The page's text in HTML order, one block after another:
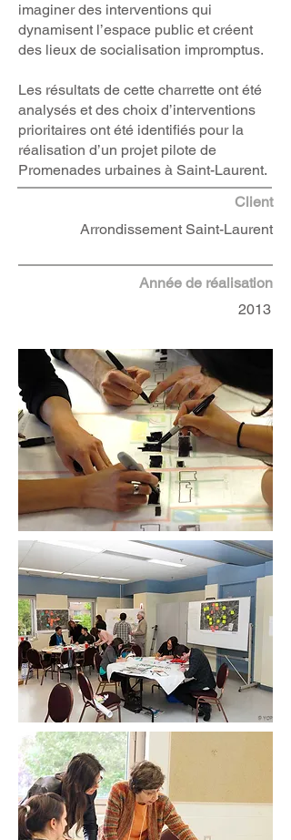
imaginer des interventions qui
dynamisent l’espace public et créent
des lieux de socialisation impromptus.
Les résultats de cette charrette ont été
analysés et des choix d’interventions
prioritaires ont été identifiés pour la
réalisation d’un projet pilote de
Promenades urbaines à Saint-Laurent.
Client
Arrondissement Saint-Laurent
Année de réalisation
2013